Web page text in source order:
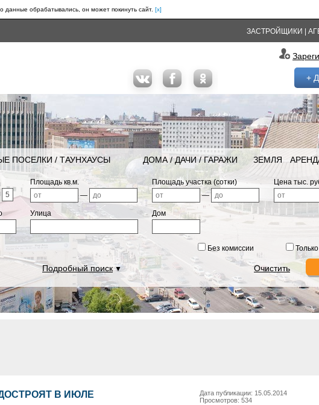
обрабатывались, он может покинуть сайт. [x]
ЗАСТРОЙЩИКИ
+
ПОСЕЛКИ / ТАУНХАУСЫ ДОМА / ДАЧИ / ГАРАЖИ ЗЕМЛЯ
5
Площадь кв.м.
—
Площадь участка (сотки)
—
Цена тыс.
Улица Дом
Без комиссии
Подробный поиск▼ Очистить
Дата публикации: 15.05.2014
Просмотров: 534
В ИЮЛЕ